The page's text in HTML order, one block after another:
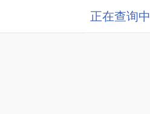
正在查询中